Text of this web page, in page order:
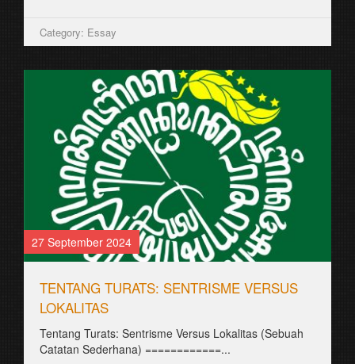
Category: Essay
27 September 2024
TENTANG TURATS: SENTRISME VERSUS
LOKALITAS
Tentang Turats: Sentrisme Versus Lokalitas (Sebuah
Catatan Sederhana) ============...